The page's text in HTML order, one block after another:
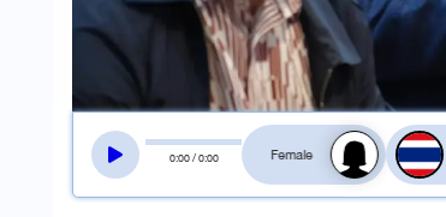
0:00/0:00
สลับเสียงอ่าน